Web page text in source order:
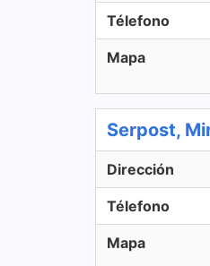
Télefono
Mapa
Serpost,
Dirección
Télefono
Mapa